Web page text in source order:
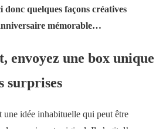
donc quelques façons créatives
mémorable…
envoyez une box unique
surprises
une idée inhabituelle qui peut être